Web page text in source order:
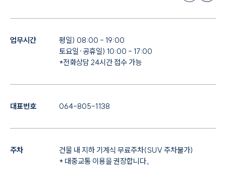
업무시간
평일) 08:00 - 19:00
토요일·공휴일) 10:00 - 17:00
*전화상담 24시간 접수 가능
대표번호 064-805-1138
주차
건물 내 지하 기계식 무료주차(SUV 주차불가)
* 대중교통 이용을 권장합니다。